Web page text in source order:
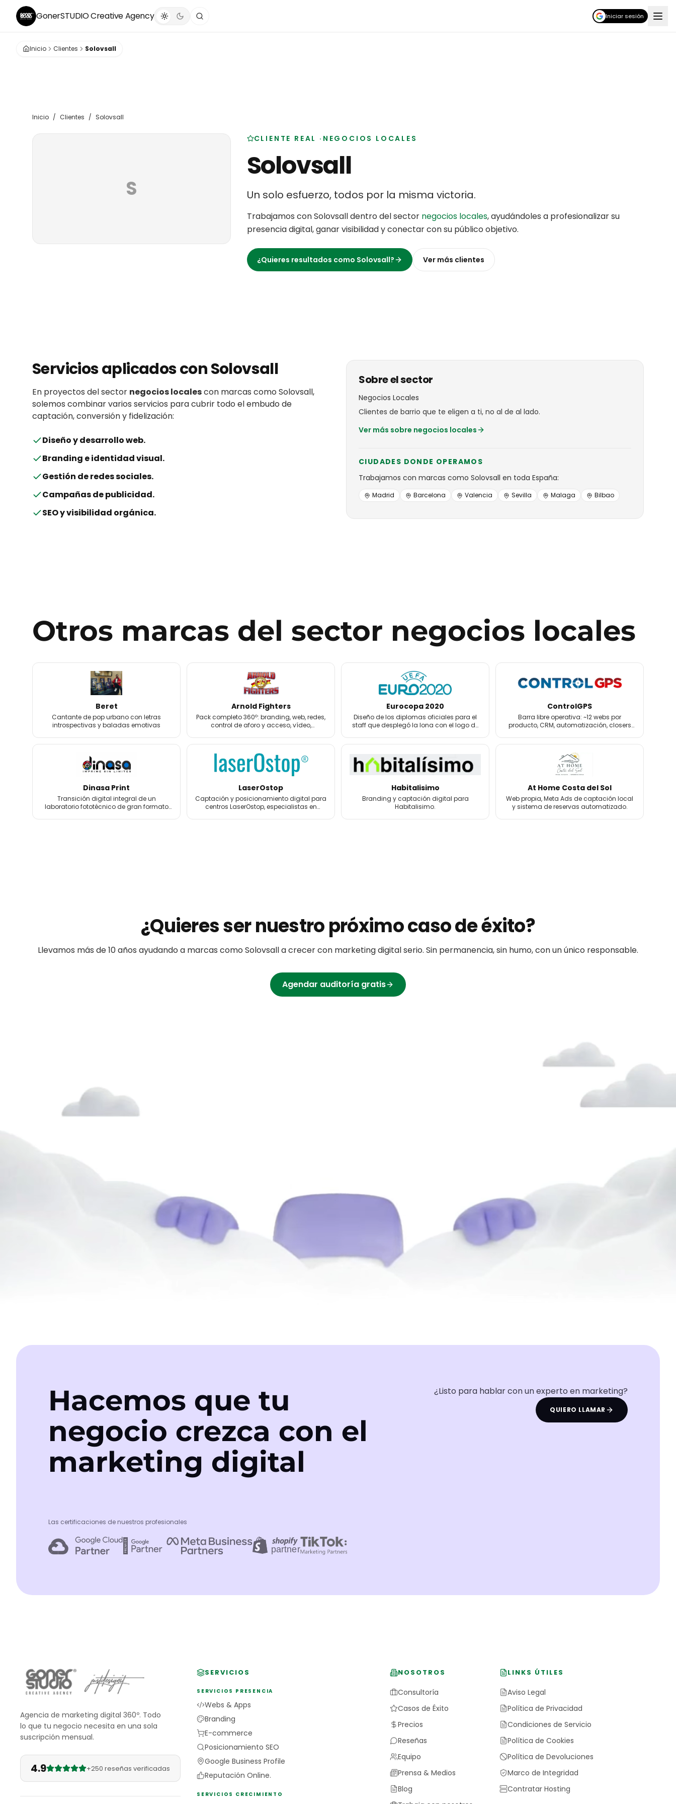
GonerSTUDIOCreative Agency Iniciar sesión
Inicio Clientes Solovsall
Inicio / Clientes / Solovsall
S
CLIENTE REAL · NEGOCIOS LOCALES
Solovsall
Un solo esfuerzo, todos por la misma victoria.
Trabajamos conSolovsalldentro del sector negocios locales,ayudándoles a profesionalizar su
presencia digital, ganar visibilidad y conectar con su público objetivo.
¿Quieres resultados como Solovsall? Ver más clientes
Servicios aplicados conSolovsall
En proyectos del sector negocios localescon marcas como Solovsall,
solemos combinar varios servicios para cubrir todo el embudo de
captación, conversión y fidelización:
Diseño y desarrollo web.
Branding e identidad visual.
Gestión de redes sociales.
Campañas de publicidad.
SEO y visibilidad orgánica.
Sobre el sector
Negocios Locales
Clientes de barrio que te eligen a ti, no al de al lado.
Ver más sobre negocios locales
CIUDADES DONDE OPERAMOS
Trabajamos con marcas como Solovsall en toda España:
Madrid Barcelona Valencia Sevilla Malaga Bilbao
Otros marcas del sector negocios locales
Beret
Cantante de pop urbano con letras
introspectivas y baladas emotivas
Arnold Fighters
Pack completo 360º: branding, web, redes,
control de aforo y acceso, vídeo,
Eurocopa 2020
Diseño de los diplomas oficiales para el
staff que desplegó la lona con el logo de
ControlGPS
Barra libre operativa: ~12 webs por
producto, CRM, automatización, closers
Dinasa Print
Transición digital integral de un
laboratorio fototécnico de gran formato
LaserOstop
Captación y posicionamiento digital para
centros LaserOstop, especialistas en
Habitalisimo
Branding y captación digital para
Habitalisimo.
At Home Costa del Sol
Web propia, Meta Ads de captación local
y sistema de reservas automatizado.
¿Quieres ser nuestro próximo caso de éxito?
Llevamos más de 10 años ayudando a marcas como Solovsalla crecer con marketing digital serio. Sin permanencia, sin humo, con un único responsable.
Agendar auditoría gratis
Hacemos que tu
negocio crezca con el
marketing digital
¿Listo para hablar con un experto en marketing?
QUIERO LLAMAR
Las certificaciones de nuestros profesionales
Agencia de marketing digital 360º. Todo
lo que tu negocio necesita en una sola
suscripción mensual.
4.9 +250 reseñas verificadas
SERVICIOS
SERVICIOS PRESENCIA
Webs & Apps
Branding
E-commerce
Posicionamiento SEO
Google Business Profile
Reputación Online.
SERVICIOS CRECIMIENTO
NOSOTROS
Consultoría
Casos de Éxito
Precios
Reseñas
Equipo
Prensa & Medios
Blog
LINKS ÚTILES
Aviso Legal
Política de Privacidad
Condiciones de Servicio
Política de Cookies
Política de Devoluciones
Marco de Integridad
Contratar Hosting